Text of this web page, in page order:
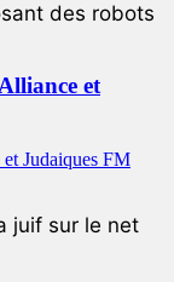
des robots
et
juif sur le net